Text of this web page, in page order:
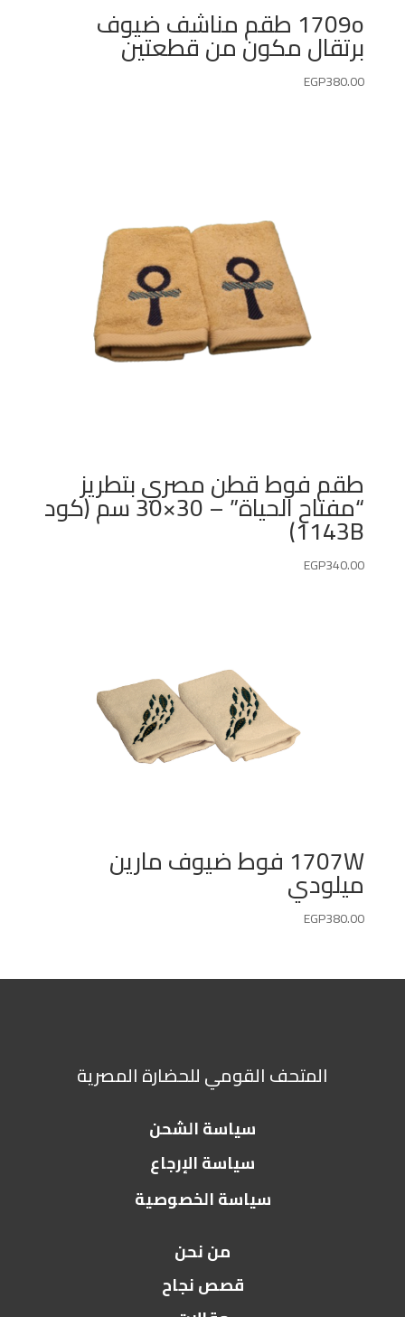
1709o طقم مناشف ضيوف
برتقال مكون من قطعتين
EGP380.00
طقم فوط قطن مصري بتطريز
“مفتاح الحياة” – 30×30 سم (كود
1143B)
EGP340.00
1707W فوط ضيوف مارين
ميلودي
EGP380.00
المتحف القومي للحضارة المصرية
سياسة الشحن
سياسة الإرجاع
سياسة الخصوصية
من نحن
قصص نجاح